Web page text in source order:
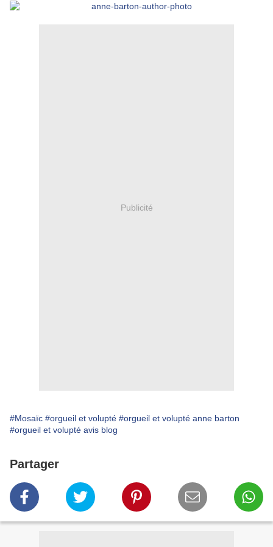
Publicité
#Mosaïc #orgueil et volupté #orgueil et volupté anne barton
#orgueil et volupté avis blog
Partager